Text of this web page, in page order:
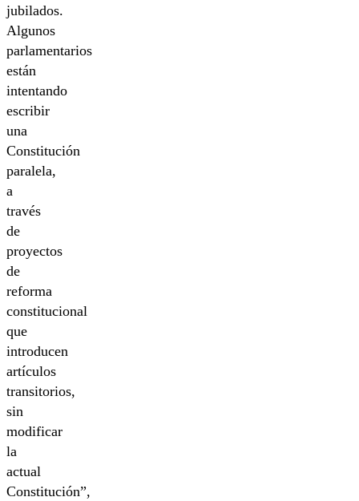
jubilados.
Algunos
parlamentarios
están
intentando
escribir
una
Constitución
paralela,
a
través
de
proyectos
de
reforma
constitucional
que
introducen
artículos
transitorios,
sin
modificar
la
actual
Constitución”,